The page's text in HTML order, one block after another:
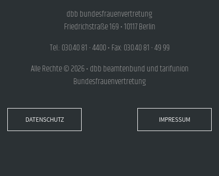
dbb bundesfrauenvertretung
Friedrichstraße 169 • 10117 Berlin
Tel.: 030.40 81 - 4400 • Fax: 030.40 81 - 49 99
Alle Rechte © 2026 • dbb beamtenbund und tarifunion
Bundesfrauenvertretung
DATENSCHUTZ IMPRESSUM